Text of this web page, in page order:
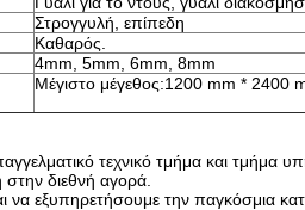
Στρογγυλή, επίπεδη
Καθαρός.
4mm, 5mm, 6mm, 8mm
Μέγιστο μέγεθος:1200 mm * 2400
τεχνικό τμήμα και
διεθνή αγορά.
να εξυπηρετήσουμε την παγκόσμια